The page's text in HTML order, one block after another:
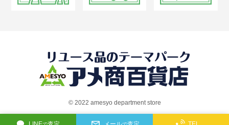
©︎ 2022 amesyo department store